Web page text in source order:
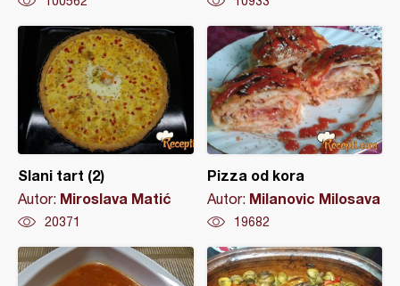
Slani tart (2)
Autor: Miroslava Matić
20371
Pizza od kora
Autor: Milanovic Milosava
19682